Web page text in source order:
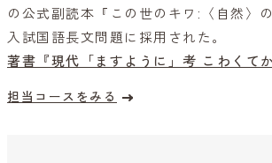
の公式副読本『この世のキワ:〈自然〉
入試国語長文問題に採用された。
著書『現代「ますように」考 こわくて
担当コースをみる